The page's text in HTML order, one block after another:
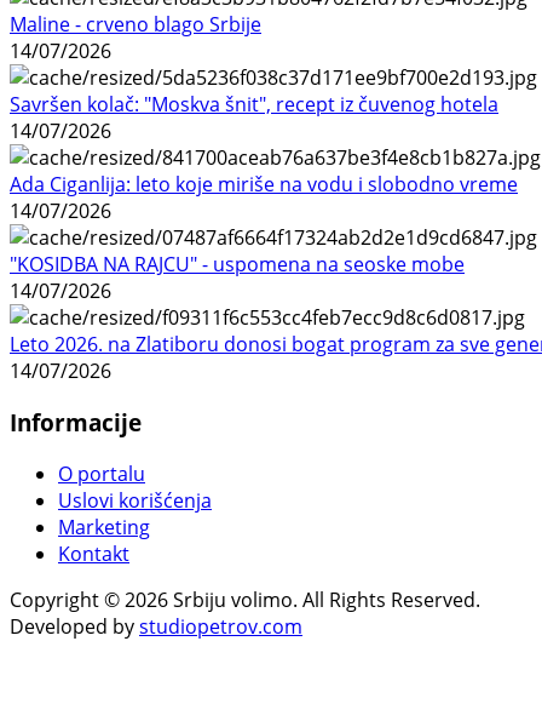
Maline - crveno blago Srbije
14/07/2026
Savršen kolač: "Moskva šnit", recept iz čuvenog hotela
14/07/2026
Ada Ciganlija: leto koje miriše na vodu i slobodno vreme
14/07/2026
"KOSIDBA NA RAJCU" - uspomena na seoske mobe
14/07/2026
Leto 2026. na Zlatiboru donosi bogat program za sve
14/07/2026
Informacije
O portalu
Uslovi korišćenja
Marketing
Kontakt
Copyright © 2026 Srbiju volimo. All Rights Reserved.
Developed bystudiopetrov.com